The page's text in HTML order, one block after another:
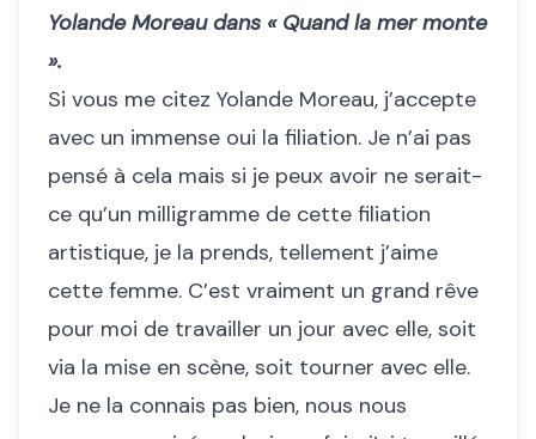
Yolande Moreau dans « Quand la mer monte
».
Si vous me citez Yolande Moreau, j’accepte
avec un immense oui la filiation. Je n’ai pas
pensé à cela mais si je peux avoir ne serait-
ce qu’un milligramme de cette filiation
artistique, je la prends, tellement j’aime
cette femme. C’est vraiment un grand rêve
pour moi de travailler un jour avec elle, soit
via la mise en scène, soit tourner avec elle.
Je ne la connais pas bien, nous nous